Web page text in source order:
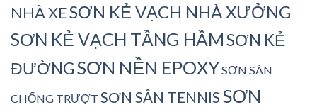
NHÀ XESƠN KẺ VẠCH NHÀ XƯỞNG
SƠN KẺ VẠCH TẦNG HẦMSƠN KẺ
ĐƯỜNGSƠN NỀN EPOXYSƠN SÀN
CHỐNG TRƯỢT SƠN SÂN TENNIS SƠN